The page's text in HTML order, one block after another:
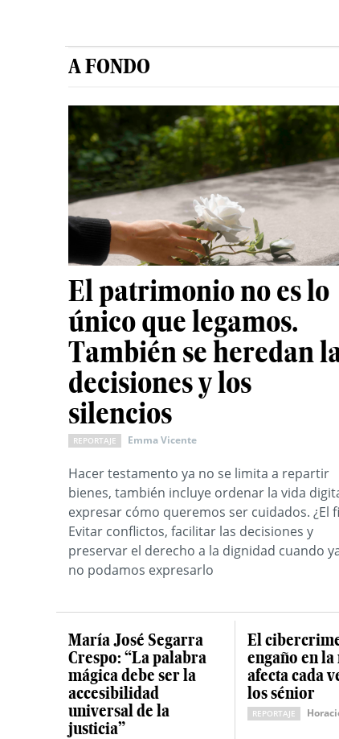
A FONDO
El patrimonio no es lo
único que legamos.
También se heredan
decisiones y los
silencios
REPORTAJE Emma Vicente
Hacer testamento ya no se limita a repartir
bienes, también incluye ordenar la vida
expresar cómo queremos ser cuidados. ¿El
Evitar conflictos, facilitar las decisiones y
preservar el derecho a la dignidad cuando
no podamos expresarlo
María José Segarra
Crespo: “La palabra
mágica debe ser la
accesibilidad
universal de la
justicia”
El
engaño en
afecta cada
los sénior
REPORTAJE